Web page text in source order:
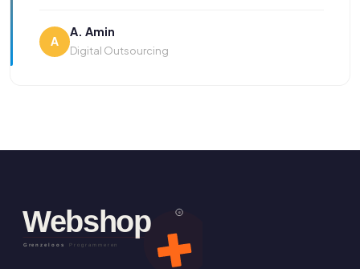
A
A. Amin
Digital Outsourcing